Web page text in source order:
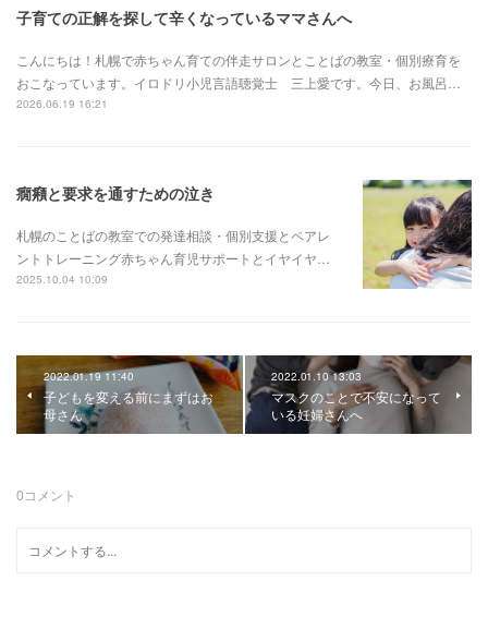
子育ての正解を探して辛くなっているママさんへ
こんにちは！札幌で赤ちゃん育ての伴走サロンとことばの教室・個別療育を
おこなっています。イロドリ小児言語聴覚士 三上愛です。今日、お風呂…
2026.06.19 16:21
癇癪と要求を通すための泣き
札幌のことばの教室での発達相談・個別支援とペアレ
ントトレーニング赤ちゃん育児サポートとイヤイヤ…
2025.10.04 10:09
2022.01.19 11:40
子どもを変える前にまずはお
母さん
2022.01.10 13:03
マスクのことで不安になって
いる妊婦さんへ
0コメント